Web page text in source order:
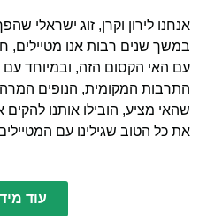
אנחנו לירון וקרן, זוג ישראלי
במשך שנים רבות אנו מטיילים,
עם האי הקסום הזה, ובמיוחד
התרבות המקומית, הנופים
שהאי מציע, הובילו אותנו
את כל הטוב שגילינו עם
עוד